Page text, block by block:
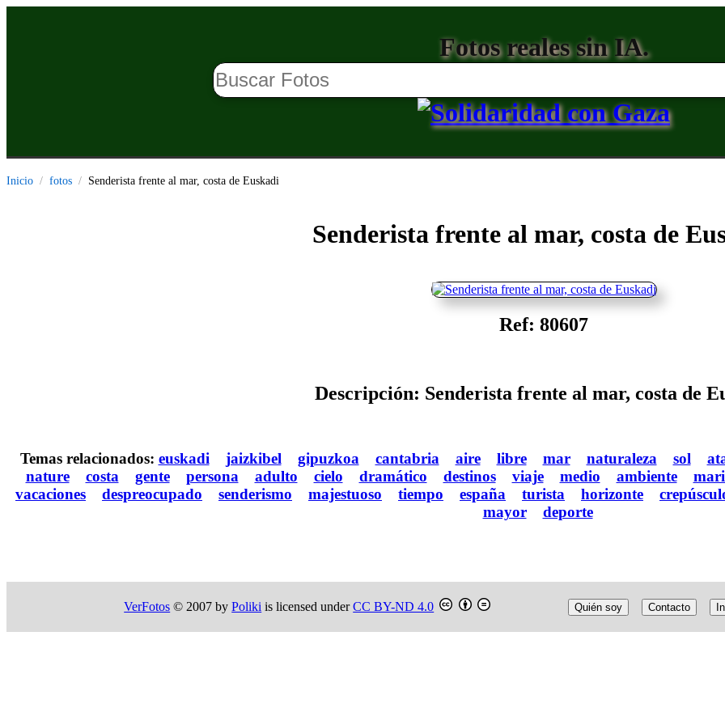
Fotos reales sin IA.
Inicio fotos Senderista frente al mar, costa de Euskadi
Senderista frente al mar, costa de
Ref: 80607
Descripción: Senderista frente al mar, costa de
Temas relacionados: euskadi jaizkibel gipuzkoa cantabria aire libre mar naturaleza sol
nature
costa gente persona adulto cielo dramático destinos viaje medio ambiente
vacaciones
despreocupado senderismo majestuoso tiempo españa turista horizonte
mayor
deporte
VerFotos © 2007 byPoliki is licensed underCC BY-ND 4.0 Quién soy Contacto